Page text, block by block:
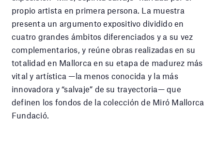
propio artista en primera persona. La muestra
presenta un argumento expositivo dividido en
cuatro grandes ámbitos diferenciados y a su vez
complementarios, y reúne obras realizadas en su
totalidad en Mallorca en su etapa de madurez más
vital y artística —la menos conocida y la más
innovadora y “salvaje” de su trayectoria— que
definen los fondos de la colección de Miró Mallorca
Fundació.